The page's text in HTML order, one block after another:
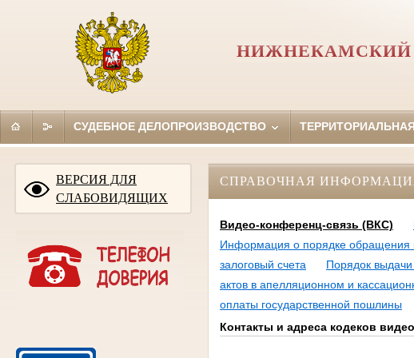
НИЖНЕКАМСКИЙ
СУДЕБНОЕ ДЕЛОПРОИЗВОДСТВО
ВЕРСИЯ ДЛЯ
СЛАБОВИДЯЩИХ
СПРАВОЧНАЯ
Видео-конференц-связь (ВКС)
Информация о порядке обращения
залоговый счета
Порядок
актов в апелляционном и
оплаты государственной пошлины
Контакты и адреса кодеков